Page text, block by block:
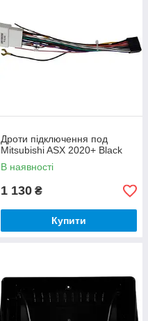
Дроти підключення под
Mitsubishi ASX 2020+ Black
В наявності
1 130 ₴
Купити